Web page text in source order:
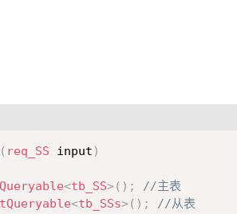
( req_SS input )
<tb_SS>( ) ;
//主表
<tb_SSs>( ) ; //从表